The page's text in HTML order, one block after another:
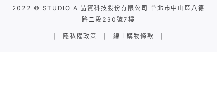
2022 © STUDIO A 晶實科技股份有限公司 台北市中山區八德
路二段260號7樓
隱私權政策 線上購物條款